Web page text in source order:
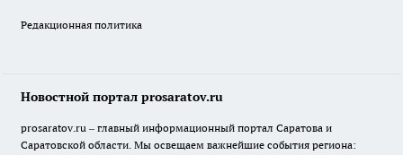
Редакционная политика
Новостной портал prosaratov.ru
prosaratov.ru – главный информационный портал Саратова и
Саратовской области. Мы освещаем важнейшие события региона: